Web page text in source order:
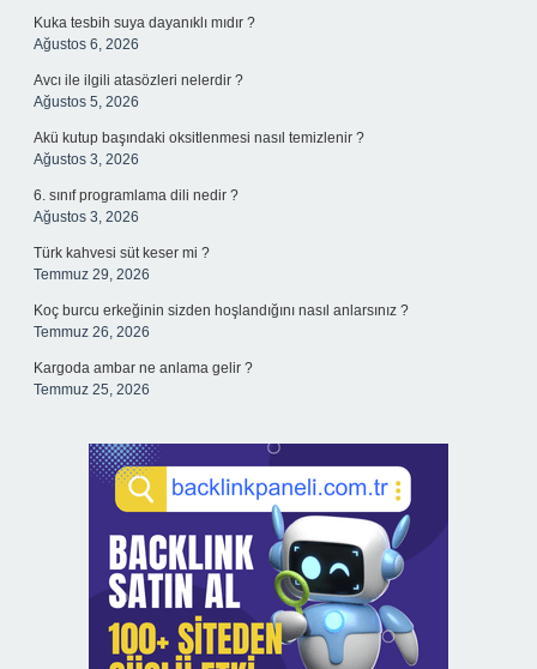
Kuka tesbih suya dayanıklı mıdır ?
Ağustos 6, 2026
Avcı ile ilgili atasözleri nelerdir ?
Ağustos 5, 2026
Akü kutup başındaki oksitlenmesi nasıl temizlenir ?
Ağustos 3, 2026
6. sınıf programlama dili nedir ?
Ağustos 3, 2026
Türk kahvesi süt keser mi ?
Temmuz 29, 2026
Koç burcu erkeğinin sizden hoşlandığını nasıl anlarsınız ?
Temmuz 26, 2026
Kargoda ambar ne anlama gelir ?
Temmuz 25, 2026